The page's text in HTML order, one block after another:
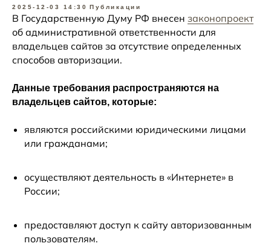
2025-12-03 14:30 Публикации
В Государственную Думу РФ внесен законопроект
об административной ответственности для
владельцев сайтов за отсутствие определенных
способов авторизации.
Данные требования распространяются на
владельцев сайтов, которые:
являются российскими юридическими лицами
или гражданами;
осуществляют деятельность в «Интернете» в
России;
предоставляют доступ к сайту авторизованным
пользователям.